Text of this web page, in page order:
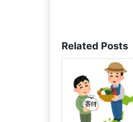
Related Posts